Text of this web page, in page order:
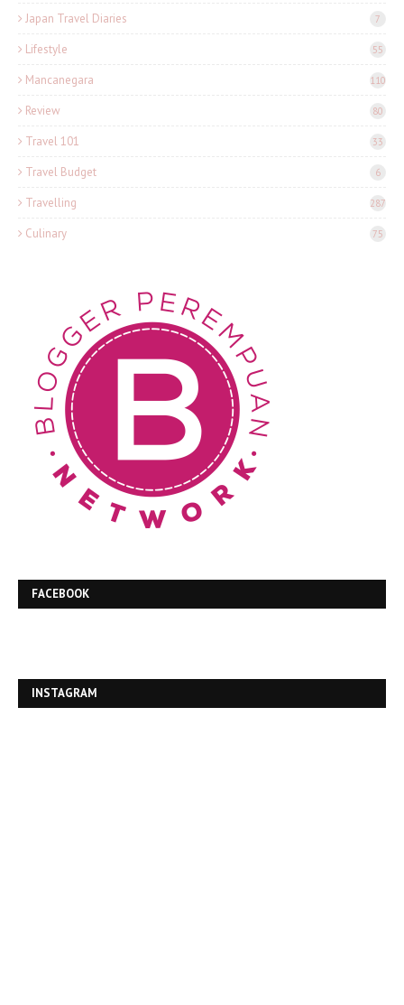
Japan Travel Diaries 7
Lifestyle 55
Mancanegara 110
Review 80
Travel 101 33
Travel Budget 6
Travelling 287
Culinary 75
FACEBOOK
INSTAGRAM